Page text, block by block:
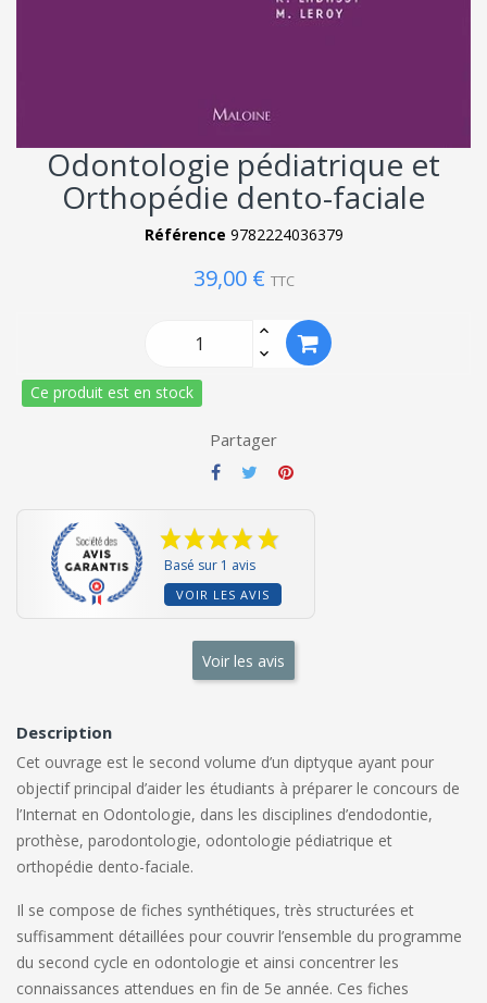
Odontologie pédiatrique et
Orthopédie dento-faciale
Référence 9782224036379
39,00 € TTC
Ce produit est en stock
Partager
Basé sur 1 avis
VOIR LES AVIS
Voir les avis
Description
Cet ouvrage est le second volume d’un diptyque ayant pour
objectif principal d’aider les étudiants à préparer le concours de
l’Internat en Odontologie, dans les disciplines d’endodontie,
prothèse, parodontologie, odontologie pédiatrique et
orthopédie dento-faciale.
Il se compose de fiches synthétiques, très structurées et
suffisamment détaillées pour couvrir l’ensemble du programme
du second cycle en odontologie et ainsi concentrer les
connaissances attendues en fin de 5e année. Ces fiches